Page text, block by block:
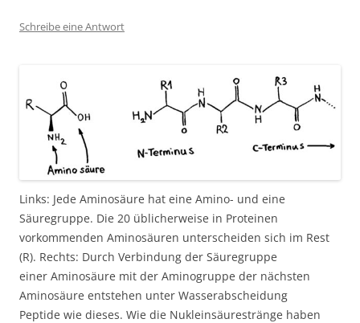
Schreibe eine Antwort
Links: Jede Aminosäure hat eine Amino- und eine
Säuregruppe. Die 20 üblicherweise in Proteinen
vorkommenden Aminosäuren unterscheiden sich im Rest
(R). Rechts: Durch Verbindung der Säuregruppe
einer Aminosäure mit der Aminogruppe der nächsten
Aminosäure entstehen unter Wasserabscheidung
Peptide wie dieses. Wie die Nukleinsäurestränge haben